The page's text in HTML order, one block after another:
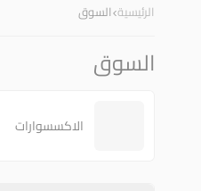
الرئيسية السوق
السوق
الاكسسوارات